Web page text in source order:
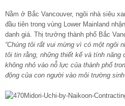
Nằm ở Bắc Vancouver, ngôi nhà siêu
đầu tiên trong vùng Lower Mainland
danh giá. Thị trưởng thành phố Bắc
“Chúng tôi rất vui mừng vì có một ngôi
tôi tin rằng, những thiết kế và tính năng
không nhỏ vào nỗ lực của thành phố
động của con người vào môi trường sinh